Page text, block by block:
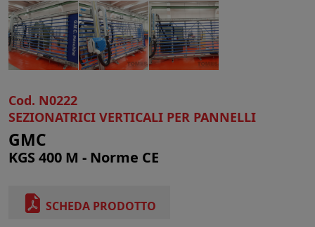
Cod. N0222
SEZIONATRICI VERTICALI PER PANNELLI
GMC
KGS 400 M - Norme CE
SCHEDA PRODOTTO